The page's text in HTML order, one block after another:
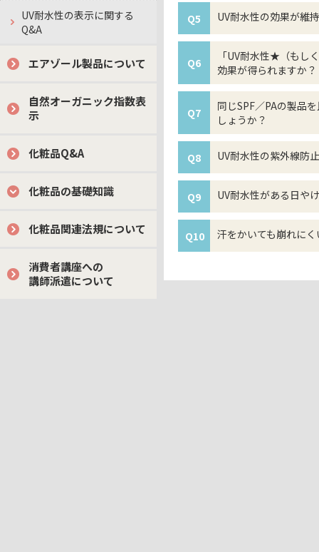
UV耐水性の表示に関する
Q&A
エアゾール製品について
自然オーガニック指数表
示
化粧品Q&A
化粧品の基礎知識
化粧品関連法規について
消費者講座への
講師派遣について
Q5 UV耐水性の効果が維
Q6
「UV耐水性★（も
効果が得られますか？
Q7
同じSPF／PAの製品
しょうか？
Q8 UV耐水性の紫外線防
Q9 UV耐水性がある日や
Q10 汗をかいても崩れに